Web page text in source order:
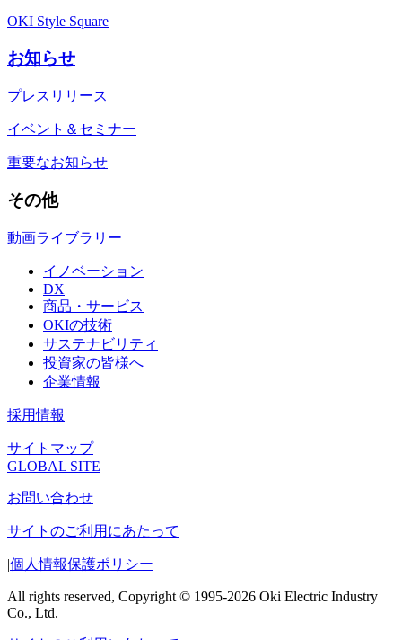
OKI Style Square
お知らせ
プレスリリース
イベント＆セミナー
重要なお知らせ
その他
動画ライブラリー
イノベーション
DX
商品・サービス
OKIの技術
サステナビリティ
投資家の皆様へ
企業情報
採用情報
サイトマップ
GLOBAL SITE
お問い合わせ
サイトのご利用にあたって
|個人情報保護ポリシー
All rights reserved, Copyright © 1995-2026 Oki Electric Industry
Co., Ltd.